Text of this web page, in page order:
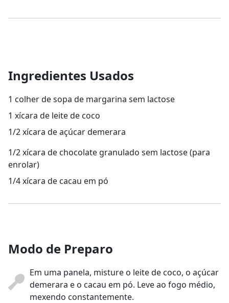
Ingredientes Usados
1 colher de sopa de margarina sem lactose
1 xícara de leite de coco
1/2 xícara de açúcar demerara
1/2 xícara de chocolate granulado sem lactose (para
enrolar)
1/4 xícara de cacau em pó
Modo de Preparo
Em uma panela, misture o leite de coco, o açúcar
demerara e o cacau em pó. Leve ao fogo médio,
mexendo constantemente.